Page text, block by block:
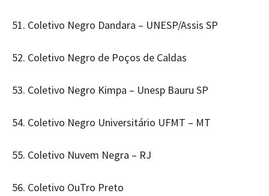
51. Coletivo Negro Dandara – UNESP/Assis SP
52. Coletivo Negro de Poços de Caldas
53. Coletivo Negro Kimpa – Unesp Bauru SP
54. Coletivo Negro Universitário UFMT – MT
55. Coletivo Nuvem Negra – RJ
56. Coletivo OuTro Preto